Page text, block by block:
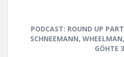
PODCAST: ROUND UP
SCHNEEMANN,
GÖHTE 3